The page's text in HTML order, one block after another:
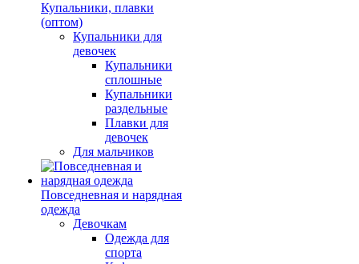
Купальники, плавки
(оптом)
Купальники для
девочек
Купальники
сплошные
Купальники
раздельные
Плавки для
девочек
Для мальчиков
Повседневная и нарядная
одежда
Девочкам
Одежда для
спорта